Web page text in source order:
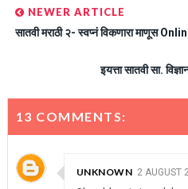
NEWER ARTICLE
सातवी मराठी २- स्वप्नं विकणारा माणूस
इयत्ता सातवी सा.
13 COMMENTS:
UNKNOWN 2 AUGUST